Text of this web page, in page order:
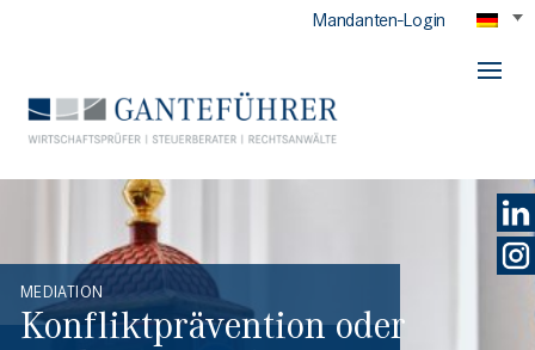
GANTEFÜHRER
Mandanten-Login
MEDIATION
Konfliktprävention oder